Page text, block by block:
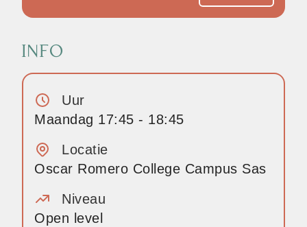
INFO
Uur
Maandag 17:45 - 18:45
Locatie
Oscar Romero College Campus Sas
Niveau
Open level